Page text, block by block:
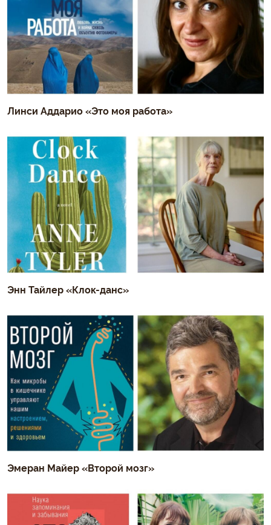
Линси Аддарио «Это моя работа»
Энн Тайлер «Клок-данс»
Эмеран Майер «Второй мозг»